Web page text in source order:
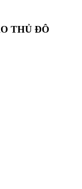
THỦ ĐÔ